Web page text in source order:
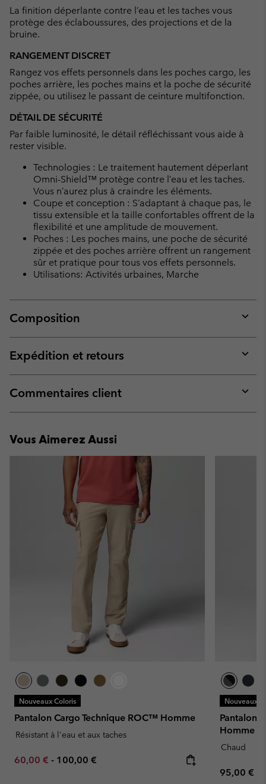
La finition déperlante contre l’eau et les taches vous
protège des éclaboussures, des projections et de la
bruine.
RANGEMENT DISCRET
Rangez vos effets personnels dans les poches cargo, les
poches arrière, les poches mains et la poche de sécurité
zippée, ou utilisez le passant de ceinture multifonction.
DÉTAIL DE SÉCURITÉ
Par faible luminosité, le détail réfléchissant vous aide à
rester visible.
Technologies : Le traitement hautement déperlant
Omni-Shield™ protège contre l’eau et les taches.
Vous n’aurez plus à craindre les éléments.
Coupe et conception : S’adaptant à chaque pas, le
tissu extensible et la taille confortables offrent de la
flexibilité et une amplitude de mouvement.
Poches : Les poches mains, une poche de sécurité
zippée et des poches arrière offrent un rangement
sûr et pratique pour tous vos effets personnels.
Utilisations: Activités urbaines, Marche
Composition
or
Expédition et retours
or
Commentaires client
or
Vous Aimerez Aussi
Nouveaux Coloris
Pantalon Cargo Technique ROC™ Homme
Résistant à l'eau et aux taches
Minimum sale price:
60,00 € - Maximum price:
100,00 €
Nouveaux
Pantalon
Homme
Chaud
Regular
95,00 €